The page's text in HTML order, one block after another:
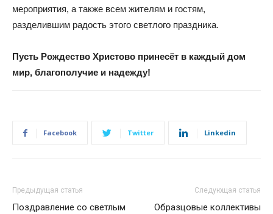
мероприятия, а также всем жителям и гостям,
разделившим радость этого светлого праздника.
Пусть Рождество Христово принесёт в каждый дом
мир, благополучие и надежду!
Facebook Twitter Linkedin
Предыдущая статья
Поздравление со светлым
Следующая статья
Образцовые коллективы